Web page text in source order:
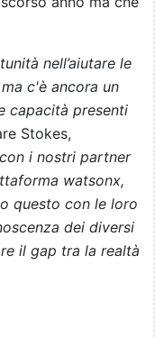
nell’aiutare le
c'è ancora un
capacità presenti
Stokes,
i nostri partner
watsonx,
questo con le loro
dei diversi
il gap tra la realtà